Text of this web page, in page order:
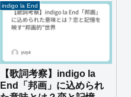
indigo la End
【歌詞考察】indigo la
End「邦画」に込められ